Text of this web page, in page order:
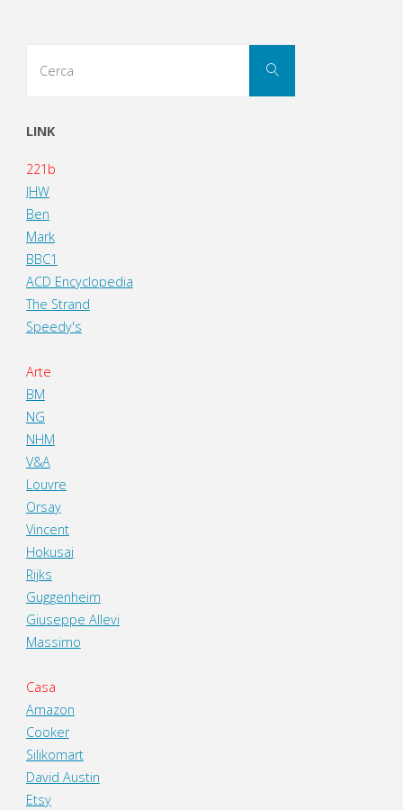
Cerca
LINK
221b
JHW
Ben
Mark
BBC1
ACD Encyclopedia
The Strand
Speedy's
Arte
BM
NG
NHM
V&A
Louvre
Orsay
Vincent
Hokusai
Rijks
Guggenheim
Giuseppe Allevi
Massimo
Casa
Amazon
Cooker
Silikomart
David Austin
Etsy